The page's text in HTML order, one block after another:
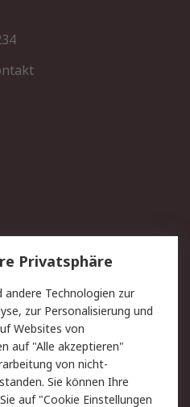
Lieferlösungen
Kontakt
Privatkunden
Datenschutz
Privatsphäre
andere Technologien zur
zur Personalisierung und
Websites von
auf "Alle akzeptieren"
von nicht-
Sie können Ihre
auf "Cookie Einstellungen